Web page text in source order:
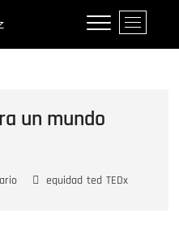
TEDxVitoriaGasteiz
TEDXVITORIAGASTEIZ, IDEAS QUE
B
o
e
un mundo
equidad ted TEDx